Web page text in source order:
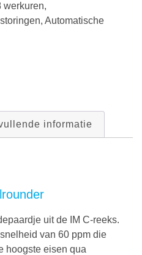
werkuren,
Automatische
informatie
uit de IM C-reeks.
van 60 ppm die
hoogste eisen qua